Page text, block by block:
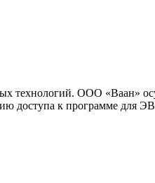
технологий. ООО «Ваан»
доступа к программе для